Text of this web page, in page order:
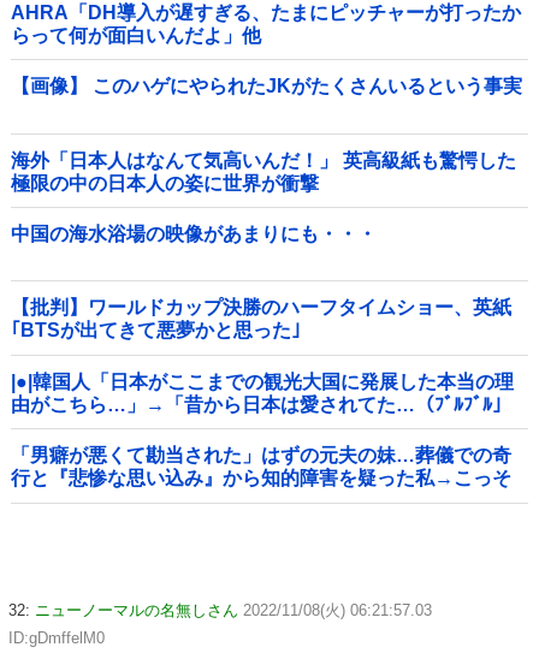
AHRA「DH導入が遅すぎる、たまにピッチャーが打ったか
らって何が面白いんだよ」他
【画像】 このハゲにやられたJKがたくさんいるという事実
海外「日本人はなんて気高いんだ！」 英高級紙も驚愕した
極限の中の日本人の姿に世界が衝撃
中国の海水浴場の映像があまりにも・・・
【批判】ワールドカップ決勝のハーフタイムショー、英紙
｢BTSが出てきて悪夢かと思った｣
|●|韓国人「日本がここまでの観光大国に発展した本当の理
由がこちら…」→「昔から日本は愛されてた…（ﾌﾞﾙﾌﾞﾙ」
＝韓国の反応
「男癖が悪くて勘当された」はずの元夫の妹…葬儀での奇
行と『悲惨な思い込み』から知的障害を疑った私→こっそ
り病院へ誘導し行政保護させた話
32: ニューノーマルの名無しさん 2022/11/08(火) 06:21:57.03
ID:gDmffelM0